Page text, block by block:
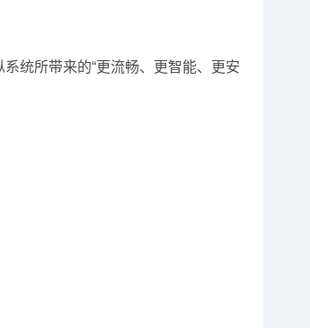
统所带来的“更流畅、更智能、更安